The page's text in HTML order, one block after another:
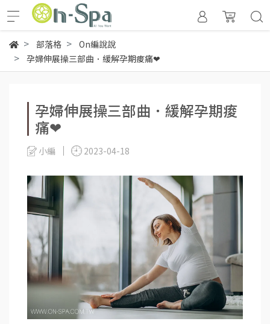
部落格
On編說說
孕婦伸展操三部曲．緩解孕期痠痛❤
孕婦伸展操三部曲．緩解孕期痠
痛❤
小編 2023-04-18